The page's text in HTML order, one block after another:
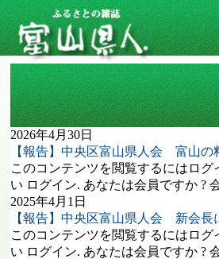
タグ: 中央区富山県人会
2026年4月30日
【報告】中央区富山県人会 富山の
このコンテンツを閲覧するにはロ
い ログイン. あなたは会員ですか ?
2025年4月1日
【報告】中央区富山県人会 新会長
このコンテンツを閲覧するにはロ
い ログイン. あなたは会員ですか ?